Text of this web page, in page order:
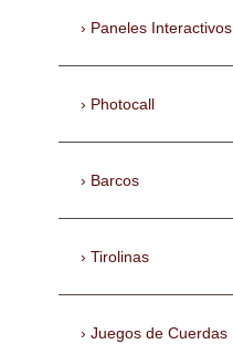
Paneles Interactivos
Photocall
Barcos
Tirolinas
Juegos de Cuerdas